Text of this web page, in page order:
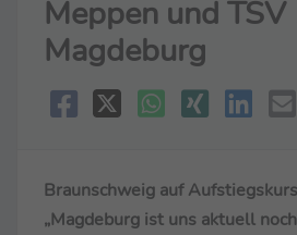
Meppen und
Magdeburg
Braunschweig auf
„Magdeburg ist uns aktuell